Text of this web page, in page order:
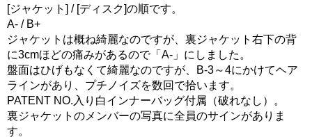
[ジャケット] / [ディスク]の順です。
A- / B+
ジャケットは概ね綺麗なのですが、裏ジャケット右下の背
に3cmほどの痛みがあるので「A-」にしました。
盤面はひげもなくて綺麗なのですが、B-3～4にかけてヘア
ラインがあり、プチノイズを数回で拾います。
PATENT NO.入り白インナーバッグ付属（破れなし）。
裏ジャケットのメンバーの写真に全員のサインがありま
す。